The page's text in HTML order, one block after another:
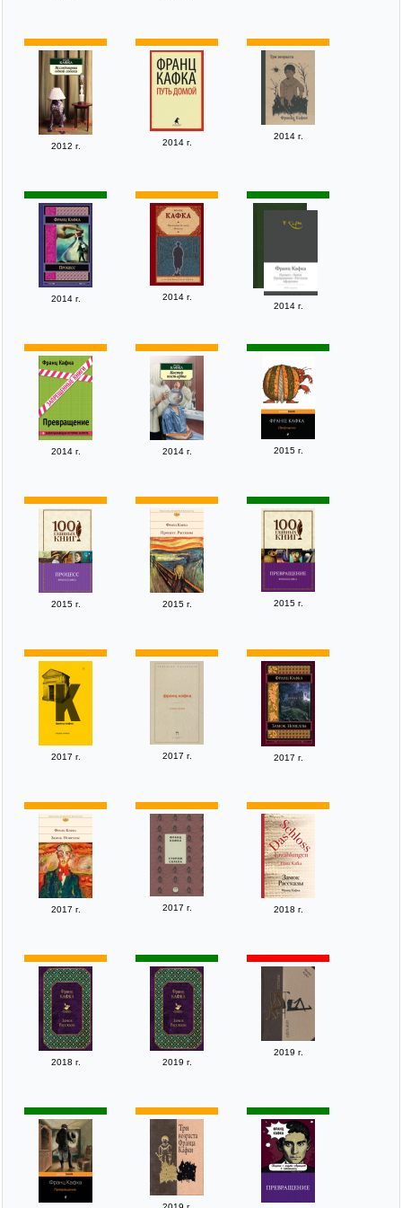
2012 г. 2014 г.
2014 г.
2014 г.
2014 г.
2014 г.
2014 г. 2014 г. 2015 г.
2015 г. 2015 г. 2015 г.
2017 г. 2017 г. 2017 г.
2017 г. 2017 г. 2018 г.
2018 г. 2019 г.
2019 г.